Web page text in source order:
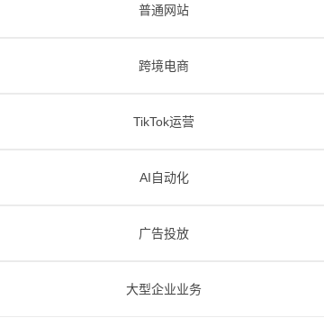
普通网站
跨境电商
TikTok运营
AI自动化
广告投放
大型企业业务